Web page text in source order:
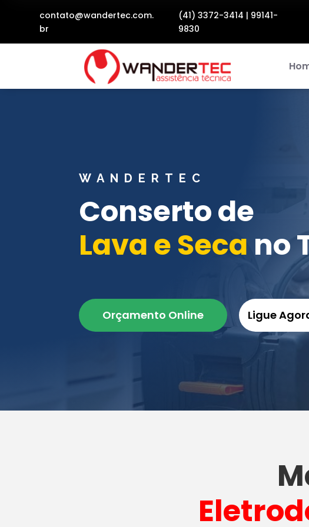
contato@wandertec.com.
br
(41) 3372-3414 | 99141-
9830
WANDERTEC
Conserto de
Lava e Seca no
Orçamento Online Ligue